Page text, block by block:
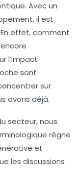
Avec un
il est
effet, comment
l’impact
sont
sur
avons déjà.
secteur, nous
règne
et
les discussions